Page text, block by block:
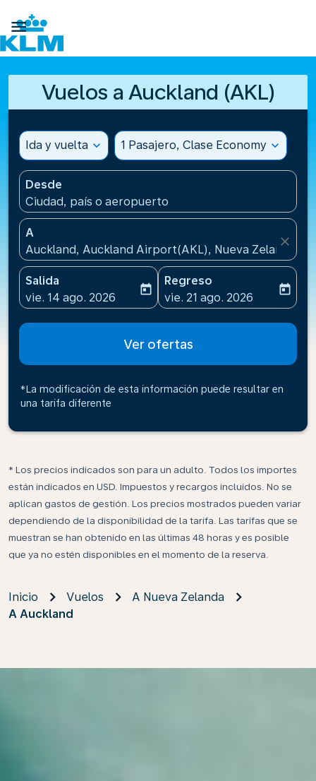

Vuelos a Auckland (AKL)
Ida y vuelta expand_more 1 Pasajero, Clase Economy expand_more
Desde
Ciudad, país o aeropuerto
A
Auckland, Auckland Airport(AKL), Nueva Zelanda
close
Salida
fc-booking-departure-date-aria-label
vie. 14 ago. 2026
today
Regreso
fc-booking-return-date-
vie. 21 ago. 2026
today
Ver ofertas
*La modificación de esta información puede resultar en
una tarifa diferente
* Los precios indicados son para un adulto. Todos los importes
están indicados en USD. Impuestos y recargos incluidos. No se
aplican gastos de gestión. Los precios mostrados pueden variar
dependiendo de la disponibilidad de la tarifa. Las tarifas que se
muestran se han obtenido en las últimas 48 horas y es posible
que ya no estén disponibles en el momento de la reserva.
Inicio Vuelos
A Nueva Zelanda
A Auckland